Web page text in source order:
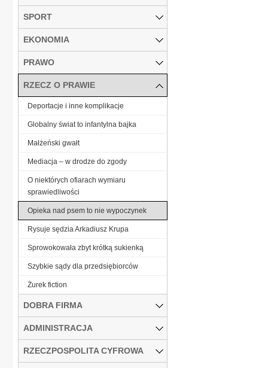
SPORT
EKONOMIA
PRAWO
RZECZ O PRAWIE
Deportacje i inne komplikacje
Globalny świat to infantylna bajka
Małżeński gwałt
Mediacja – w drodze do zgody
O niektórych ofiarach wymiaru
sprawiedliwości
Opieka nad psem to nie wypoczynek
Rysuje sędzia Arkadiusz Krupa
Sprowokowała zbyt krótką sukienką
Szybkie sądy dla przedsiębiorców
Żurek fiction
DOBRA FIRMA
ADMINISTRACJA
RZECZPOSPOLITA CYFROWA